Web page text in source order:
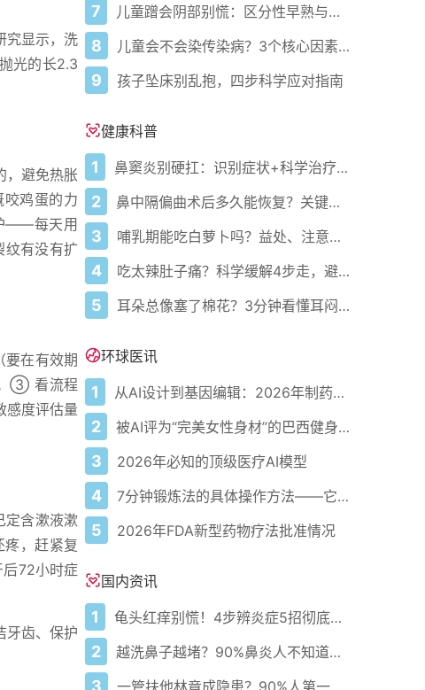
究显示，洗
光的长2.3
避免热胀
鸡蛋的力
——每天用
有没有扩
在有效期
③ 看流程
感度评估量
含漱液漱
，赶紧复
后72小时症
牙齿、保护
7 儿童蹭会阴部别慌：区分性早熟与擦腿综合征
8 儿童会不会染传染病？3个核心因素说了算
9 孩子坠床别乱抱，四步科学应对指南
健康科普
1 鼻窦炎别硬扛：识别症状+科学治疗+避坑指南
2 鼻中隔偏曲术后多久能恢复？关键看这几点
3 哺乳期能吃白萝卜吗？益处、注意事项一次说清
4 吃太辣肚子痛？科学缓解4步走，避免“辣出胃炎”
5 耳朵总像塞了棉花？3分钟看懂耳闷的真相与自救指南
环球医讯
1 从AI设计到基因编辑：2026年制药领域重大突破
2 被AI评为“完美女性身材”的巴西健身模特
3 2026年必知的顶级医疗AI模型
4 7分钟锻炼法的具体操作方法——它确实有效，但有一个前提
5 2026年FDA新型药物疗法批准情况
国内资讯
1 龟头红痒别慌！4步辨炎症5招彻底防复发
2 越洗鼻子越堵？90%鼻炎人不知道的洗鼻真相
3 一管扶他林竟成隐患？90%人第一步就错了！